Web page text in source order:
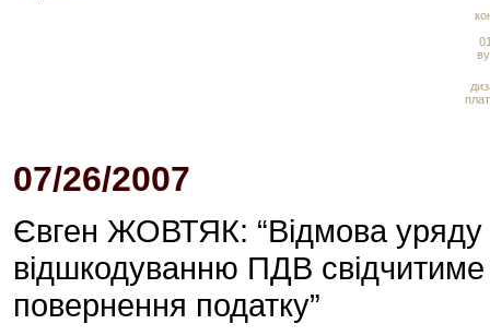
07/26/2007
Євген ЖОВТЯК: “Відмова уряду
відшкодуванню ПДВ
повернення податку”